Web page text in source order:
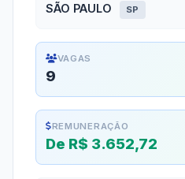
SÃO PAULO SP
VAGAS
9
REMUNERAÇÃO
De R$ 3.652,72